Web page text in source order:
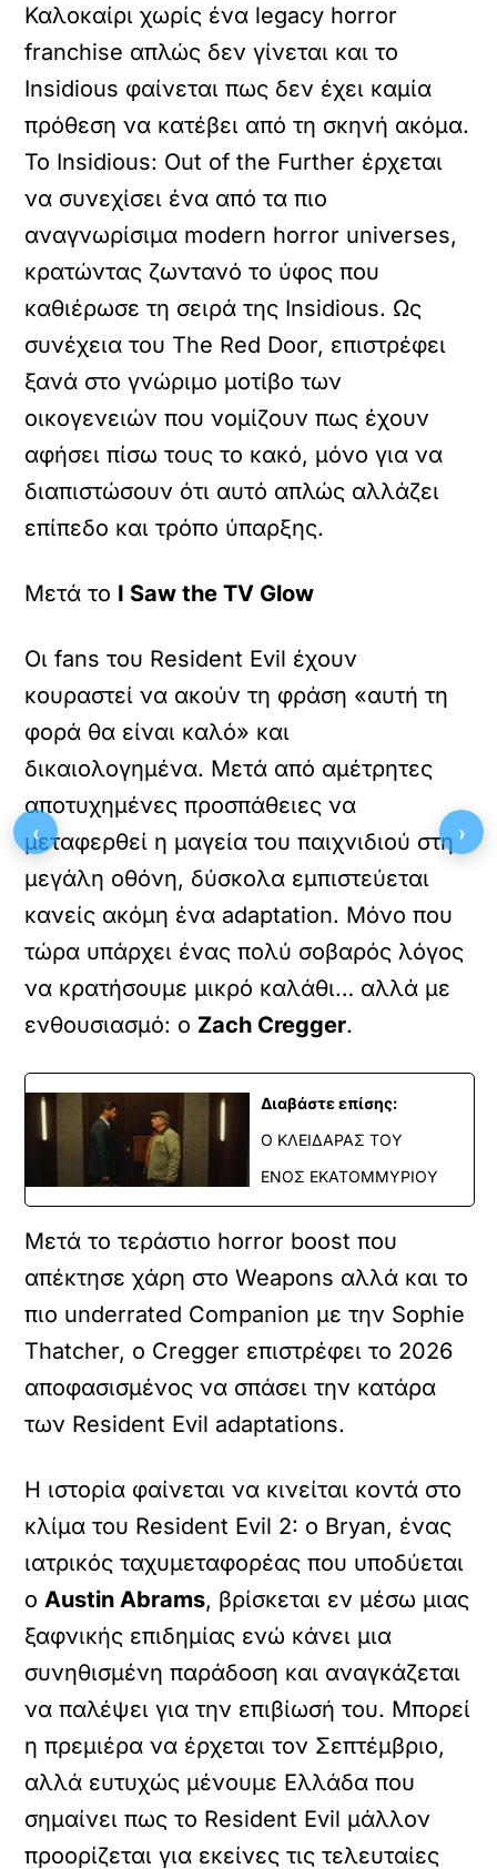
Καλοκαίρι χωρίς ένα legacy horror
franchise απλώς δεν γίνεται και το
Insidious φαίνεται πως δεν έχει καμία
πρόθεση να κατέβει από τη σκηνή ακόμα.
Το Insidious: Out of the Further έρχεται
να συνεχίσει ένα από τα πιο
αναγνωρίσιμα modern horror universes,
κρατώντας ζωντανό το ύφος που
καθιέρωσε τη σειρά της Insidious. Ως
συνέχεια του The Red Door, επιστρέφει
ξανά στο γνώριμο μοτίβο των
οικογενειών που νομίζουν πως έχουν
αφήσει πίσω τους το κακό, μόνο για να
διαπιστώσουν ότι αυτό απλώς αλλάζει
επίπεδο και τρόπο ύπαρξης.
Μετά το I Saw the TV Glow
Οι fans του Resident Evil έχουν
κουραστεί να ακούν τη φράση «αυτή τη
φορά θα είναι καλό» και
δικαιολογημένα. Μετά από αμέτρητες
αποτυχημένες προσπάθειες να
μεταφερθεί η μαγεία του παιχνιδιού στη
μεγάλη οθόνη, δύσκολα εμπιστεύεται
κανείς ακόμη ένα adaptation. Μόνο που
τώρα υπάρχει ένας πολύ σοβαρός λόγος
να κρατήσουμε μικρό καλάθι… αλλά με
ενθουσιασμό: ο Zach Cregger.
Διαβάστε επίσης:
Ο ΚΛΕΙΔΑΡΑΣ ΤΟΥ
ΕΝΟΣ ΕΚΑΤΟΜΜΥΡΙΟΥ
Μετά το τεράστιο horror boost που
απέκτησε χάρη στο Weapons αλλά και το
πιο underrated Companion με την Sophie
Thatcher, ο Cregger επιστρέφει το 2026
αποφασισμένος να σπάσει την κατάρα
των Resident Evil adaptations.
Η ιστορία φαίνεται να κινείται κοντά στο
κλίμα του Resident Evil 2: ο Bryan, ένας
ιατρικός ταχυμεταφορέας που υποδύεται
οAustin Abrams, βρίσκεται εν μέσω μιας
ξαφνικής επιδημίας ενώ κάνει μια
συνηθισμένη παράδοση και αναγκάζεται
να παλέψει για την επιβίωσή του. Μπορεί
η πρεμιέρα να έρχεται τον Σεπτέμβριο,
αλλά ευτυχώς μένουμε Ελλάδα που
σημαίνει πως το Resident Evil μάλλον
προορίζεται για εκείνες τις τελευταίες
‹ ›